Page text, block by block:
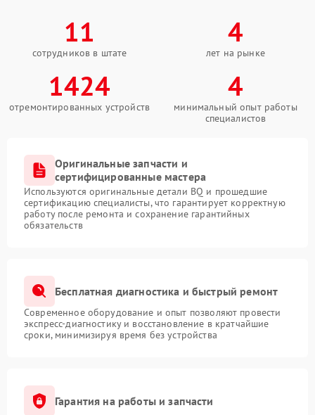
11
сотрудников в штате
4
лет на рынке
1424
отремонтированных устройств
4
минимальный опыт работы
специалистов
Оригинальные запчасти и
сертифицированные мастера
Используются оригинальные детали BQ и прошедшие
сертификацию специалисты, что гарантирует корректную
работу после ремонта и сохранение гарантийных
обязательств
Бесплатная диагностика и быстрый ремонт
Современное оборудование и опыт позволяют провести
экспресс-диагностику и восстановление в кратчайшие
сроки, минимизируя время без устройства
Гарантия на работы и запчасти